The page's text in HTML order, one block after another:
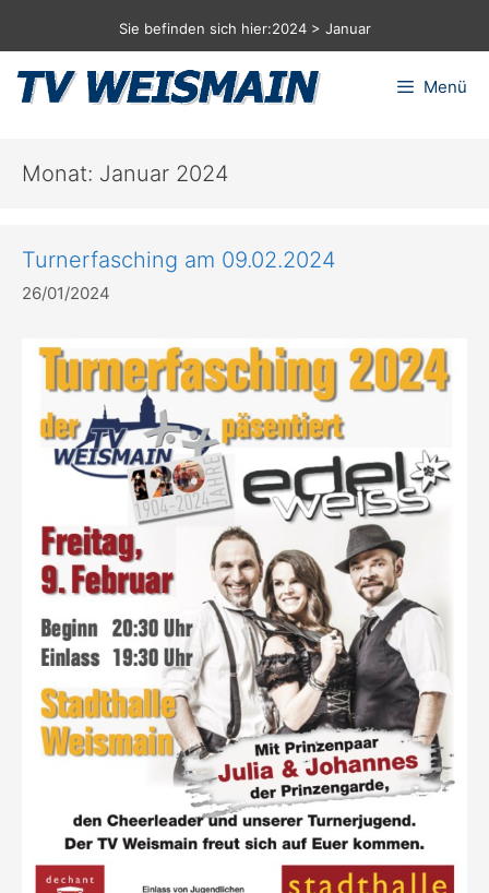
springen
Sie befinden sich hier:2024> Januar
Menü
Monat: Januar 2024
Turnerfasching am 09.02.2024
26/01/2024